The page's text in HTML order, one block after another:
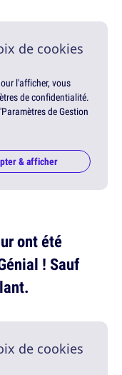
de cookies
l'afficher, vous
de confidentialité.
de Gestion
& afficher
ont été
! Sauf
de cookies